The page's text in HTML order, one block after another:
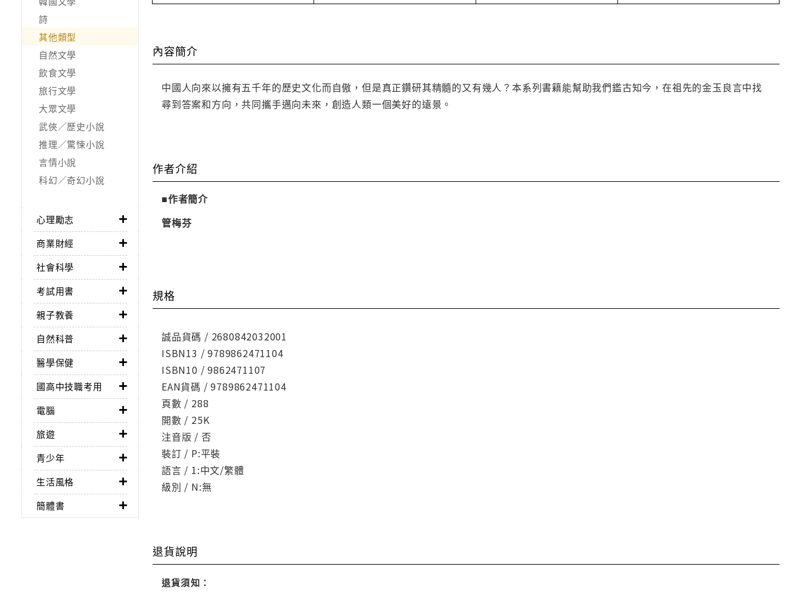
詩
其他類型
自然文學
飲食文學
旅行文學
大眾文學
武俠／歷史小說
推理／驚悚小說
言情小說
科幻／奇幻小說
心理勵志
商業財經
社會科學
考試用書
親子教養
自然科普
醫學保健
國高中技職考用
電腦
旅遊
青少年
生活風格
簡體書
內容簡介
中國人向來以擁有五千年的歷史文化而自傲，但是真正鑽研其精髓的又有幾人？本系列書籍能幫助我們鑑古知今，在祖先的金玉良言中找
尋到答案和方向，共同攜手邁向未來，創造人類一個美好的遠景。
作者介紹
■作者簡介
管梅芬
規格
誠品貨碼 / 2680842032001
ISBN13 / 9789862471104
ISBN10 / 9862471107
EAN貨碼 / 9789862471104
頁數 / 288
開數 / 25K
注音版 / 否
裝訂 / P:平裝
語言 / 1:中文/繁體
級別 / N:無
退貨說明
退貨須知：